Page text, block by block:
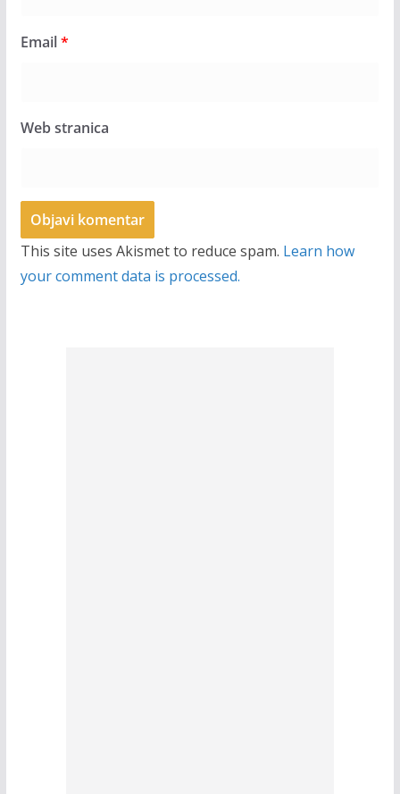
Email*
Web stranica
This site uses Akismet to reduce spam. Learn how
your comment data is processed.